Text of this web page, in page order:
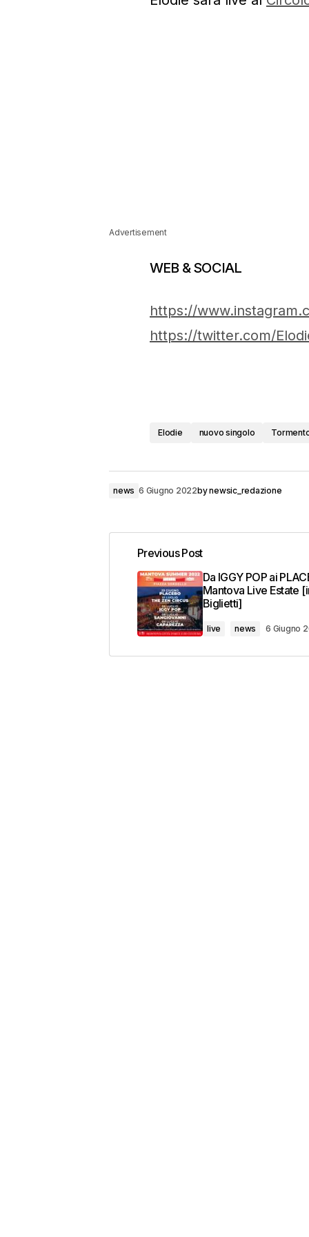
Advertisement
WEB & SOCIAL
https://
https://twitter.com/
Elodie nuovo singolo
news 6 Giugno 2022bynewsic_redazione
Previous Post
Da IGGY POP ai
Mantova Live Estate
Biglietti]
live news 6 Giugno